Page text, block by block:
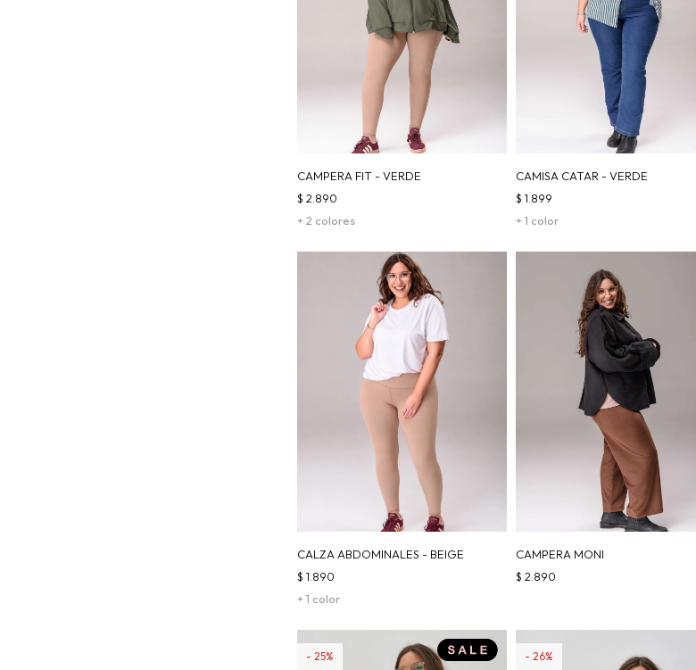
CAMPERA FIT - VERDE
+ 2 colores
$ 2.890
CAMISA CATAR - VERDE
+ 1 color
$ 1.899
CALZA ABDOMINALES - BEIGE
+ 1 color
$ 1.890
CAMPERA MONI
$ 2.890
25 26